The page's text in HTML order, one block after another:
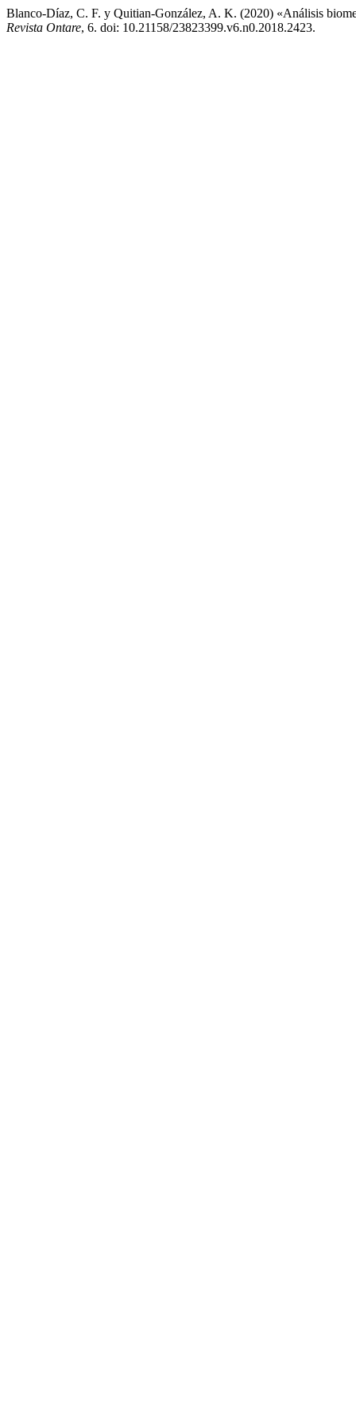
Blanco-Díaz, C. F. y Quitian-González, A. K. (2020) «Análisis
Revista Ontare, 6. doi: 10.21158/23823399.v6.n0.2018.2423.